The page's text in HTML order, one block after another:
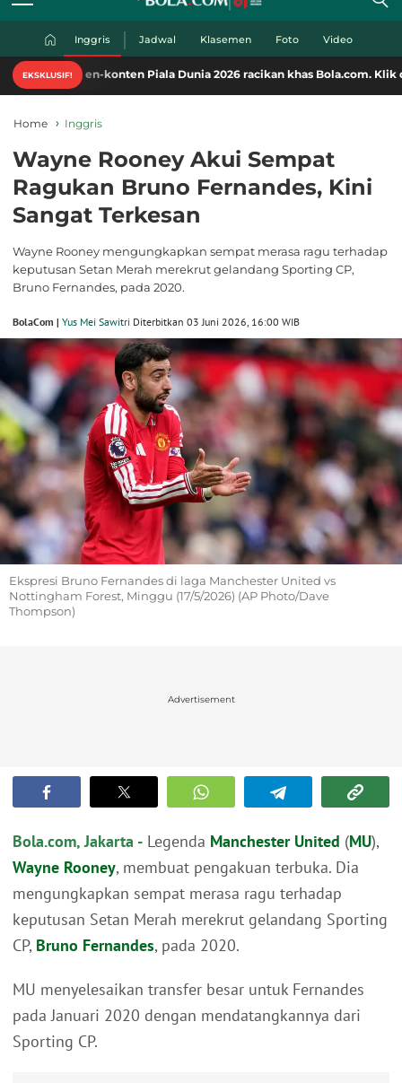
Inggris Jadwal Klasemen Foto Video
EKSKLUSIF!
konten Piala Dunia 2026 racikan khas Bola.com. Klik di sini!
Home Inggris
Wayne Rooney Akui Sempat
Ragukan Bruno Fernandes, Kini
Sangat Terkesan
Wayne Rooney mengungkapkan sempat merasa ragu terhadap
keputusan Setan Merah merekrut gelandang Sporting CP,
Bruno Fernandes, pada 2020.
BolaCom | Yus Mei Sawitri Diterbitkan 03 Juni 2026, 16:00 WIB
Ekspresi Bruno Fernandes di laga Manchester United vs
Nottingham Forest, Minggu (17/5/2026) (AP Photo/Dave
Thompson)
Advertisement
Bola.com, Jakarta - Legenda Manchester United (MU),
Wayne Rooney, membuat pengakuan terbuka. Dia
mengungkapkan sempat merasa ragu terhadap
keputusan Setan Merah merekrut gelandang Sporting
CP, Bruno Fernandes, pada 2020.
MU menyelesaikan transfer besar untuk Fernandes
pada Januari 2020 dengan mendatangkannya dari
Sporting CP.